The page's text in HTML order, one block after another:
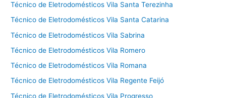
Técnico de Eletrodomésticos Vila Santa Terezinha
Técnico de Eletrodomésticos Vila Santa Catarina
Técnico de Eletrodomésticos Vila Sabrina
Técnico de Eletrodomésticos Vila Romero
Técnico de Eletrodomésticos Vila Romana
Técnico de Eletrodomésticos Vila Regente Feijó
Técnico de Eletrodomésticos Vila Progresso